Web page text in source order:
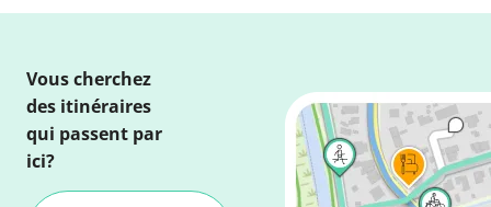
Vous cherchez
des itinéraires
qui passent par
ici?